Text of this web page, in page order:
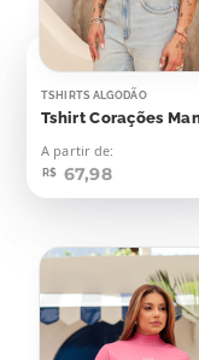
TSHIRTS ALGODÃO
A partir de:
R$ 67,98